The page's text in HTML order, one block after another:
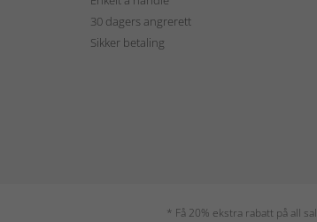
30 dagers angrerett
Sikker betaling
* Få 20% ekstra rabatt på all